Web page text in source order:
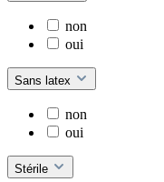
non
oui
Sans latex
non
oui
Stérile